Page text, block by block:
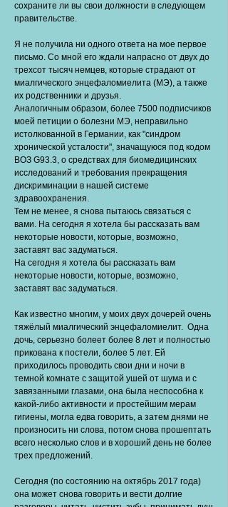
сохраните ли вы свои должности в следующем
правительстве.
Я не получила ни одного ответа на мое первое
письмо. Со мной его ждали напрасно от двух до
трехсот тысяч немцев, которые страдают от
миалгического энцефаломиелита (МЭ), а также
их родственники и друзья.
Аналогичным образом, более 7500 подписчиков
моей петиции о болезни МЭ, неправильно
истолкованной в Германии, как "синдром
хронической усталости", значащуюся под кодом
ВОЗ G93.3, о средствах для биомедицинских
исследований и требования прекращения
дискриминации в нашей системе
здравоохранения.
Тем не менее, я снова пытаюсь связаться с
вами. На сегодня я хотела бы рассказать вам
некоторые новости, которые, возможно,
заставят вас задуматься.
На сегодня я хотела бы рассказать вам
некоторые новости, которые, возможно,
заставят вас задуматься.
Как известно многим, у моих двух дочерей очень
тяжёлый миалгический энцефаломиелит. Одна
дочь, серьезно болеет более 8 лет и полностью
прикована к постели, более 5 лет. Ей
приходилось проводить свои дни и ночи в
темной комнате с защитой ушей от шума и с
завязанными глазами, она была неспособна к
какой-либо активности и простейшим мерам
гигиены, могла едва говорить, а затем днями не
произносить ни слова, потом снова прошептать
всего несколько слов и в хороший день не более
трех предложений.
Сегодня (по состоянию на октябрь 2017 года)
она может снова говорить и вести долгие